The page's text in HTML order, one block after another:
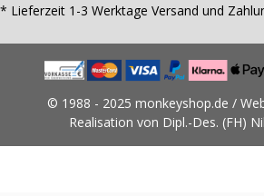
* Lieferzeit 1-3 Werktage Versand und
© 1988 - 2025 monkeyshop.de /
Realisation von Dipl.-Des. (FH)